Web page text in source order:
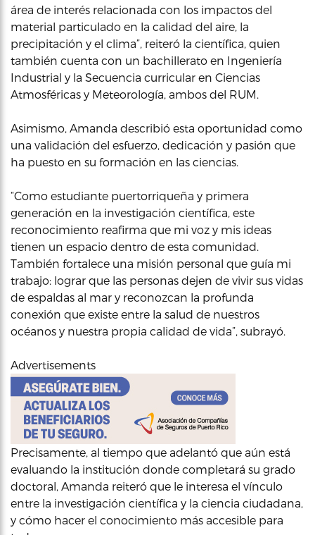
área de interés relacionada con los impactos del
material particulado en la calidad del aire, la
precipitación y el clima”, reiteró la científica, quien
también cuenta con un bachillerato en Ingeniería
Industrial y la Secuencia curricular en Ciencias
Atmosféricas y Meteorología, ambos del RUM.
Asimismo, Amanda describió esta oportunidad como
una validación del esfuerzo, dedicación y pasión que
ha puesto en su formación en las ciencias.
“Como estudiante puertorriqueña y primera
generación en la investigación científica, este
reconocimiento reafirma que mi voz y mis ideas
tienen un espacio dentro de esta comunidad.
También fortalece una misión personal que guía mi
trabajo: lograr que las personas dejen de vivir sus vidas
de espaldas al mar y reconozcan la profunda
conexión que existe entre la salud de nuestros
océanos y nuestra propia calidad de vida”, subrayó.
Advertisements
Precisamente, al tiempo que adelantó que aún está
evaluando la institución donde completará su grado
doctoral, Amanda reiteró que le interesa el vínculo
entre la investigación científica y la ciencia ciudadana,
y cómo hacer el conocimiento más accesible para